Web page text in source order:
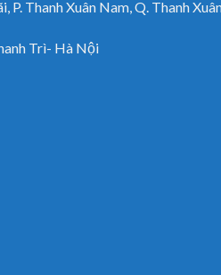
Xuân Nam, Q. Thanh
Trì- Hà Nội